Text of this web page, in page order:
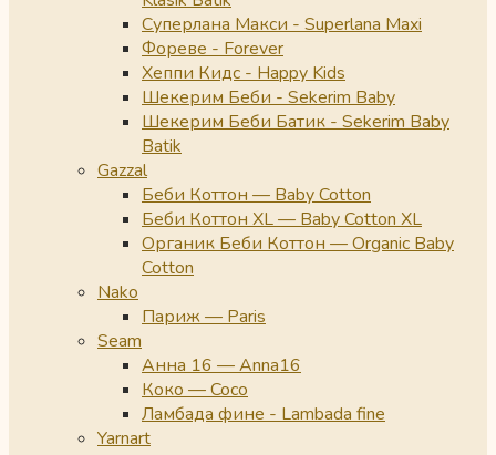
Суперлана Макси - Superlana Maxi
Фореве - Forever
Хеппи Кидс - Happy Kids
Шекерим Беби - Sekerim Baby
Шекерим Беби Батик - Sekerim Baby
Batik
Gazzal
Беби Коттон — Baby Cotton
Беби Коттон XL — Baby Cotton XL
Органик Беби Коттон — Organic Baby
Cotton
Nako
Париж — Paris
Seam
Анна 16 — Anna16
Коко — Coco
Ламбада фине - Lambada fine
Yarnart